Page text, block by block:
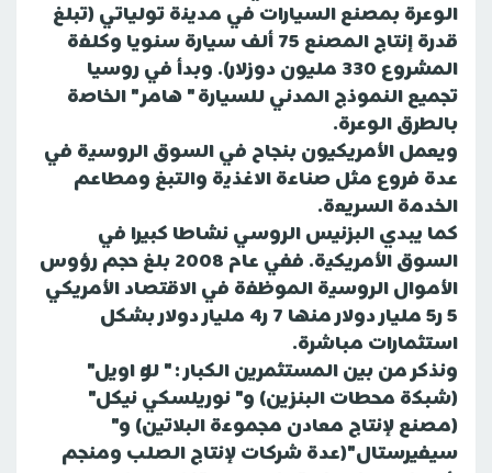
الوعرة بمصنع السيارات في مدينة تولياتي (تبلغ
قدرة إنتاج المصنع 75 ألف سيارة سنويا وكلفة
المشروع 330 مليون دوزلار). وبدأ في روسيا
تجميع النموذج المدني للسيارة " هامر " الخاصة
بالطرق الوعرة.
ويعمل الأمريكيون بنجاح في السوق الروسية في
عدة فروع مثل صناعة الاغذية والتبغ ومطاعم
الخدمة السريعة.
كما يبدي البزنيس الروسي نشاطا كبيرا في
السوق الأمريكية. ففي عام 2008 بلغ حجم رؤوس
الأموال الروسية الموظفة في الاقتصاد الأمريكي
5 ر5 مليار دولار منها 7 ر4 مليار دولار بشكل
استثمارات مباشرة.
ونذكر من بين المستثمرين الكبار : " لوك اويل"
(شبكة محطات البنزين) و" نوريلسكي نيكل"
(مصنع لإنتاج معادن مجموعة البلاتين) و"
سيفيرستال"(عدة شركات لإنتاج الصلب ومنجم